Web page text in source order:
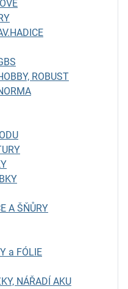
ROBUST
A ŠŇŮRY
a FÓLIE
NÁŘADÍ AKU